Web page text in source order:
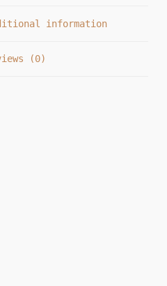
information
(0)